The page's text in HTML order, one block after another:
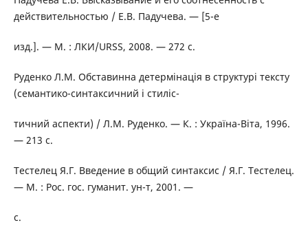
действительностью / Е.В. Падучева. — [5-е
изд.]. — М. : ЛКИ/URSS, 2008. — 272 с.
Руденко Л.М. Обставинна детермінація в структурі тексту
(семантико-синтаксичний і стиліс-
тичний аспекти) / Л.М. Руденко. — К. : Україна-Віта, 1996.
— 213 с.
Тестелец Я.Г. Введение в общий синтаксис / Я.Г. Тестелец.
— М. : Рос. гос. гуманит. ун-т, 2001. —
с.